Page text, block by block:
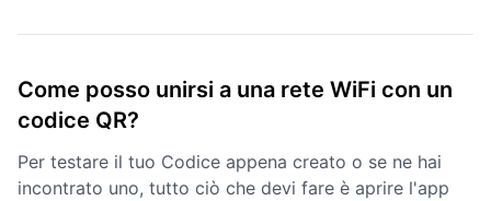
Come posso unirsi a una rete WiFi con un
codice QR?
Per testare il tuo Codice appena creato o se ne hai
incontrato uno, tutto ciò che devi fare è aprire l'app